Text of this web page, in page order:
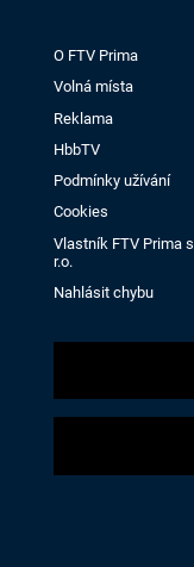
O FTV Prima
Volná místa
Reklama
HbbTV
Podmínky užívání
Cookies
Vlastník FTV Prima
r.o.
Nahlásit chybu